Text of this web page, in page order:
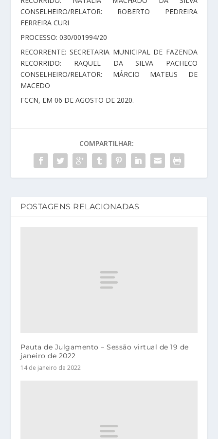
CONSELHEIRO/RELATOR: ROBERTO PEDREIRA
FERREIRA CURI
PROCESSO: 030/001994/20
RECORRENTE: SECRETARIA MUNICIPAL DE FAZENDA
RECORRIDO: RAQUEL DA SILVA PACHECO
CONSELHEIRO/RELATOR: MÁRCIO MATEUS DE
MACEDO
FCCN, EM 06 DE AGOSTO DE 2020.
COMPARTILHAR:
POSTAGENS RELACIONADAS
Pauta de Julgamento – Sessão virtual de 19 de
janeiro de 2022
14 de janeiro de 2022